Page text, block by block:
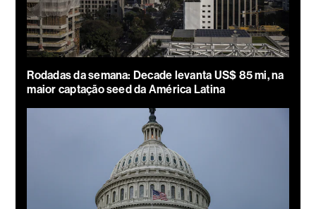
Rodadas da semana: Decade levanta US$ 85 mi, na
maior captação seed da América Latina